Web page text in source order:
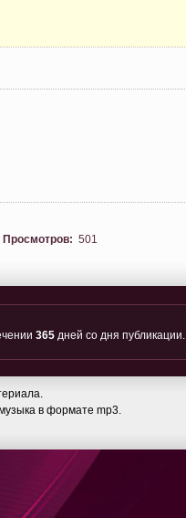
Просмотров: 501
365 дней со дня публикации.
в формате mp3.